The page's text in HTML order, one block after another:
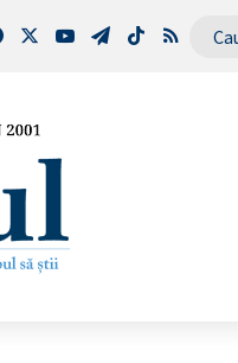
FacebookYouTubeTelegram
TikTokRSS